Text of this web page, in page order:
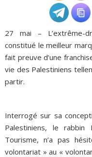
ADHÉSIONS, DONS,
27 mai – L’extrême-
constitué le meilleur
fait preuve d’une
vie des Palestiniens
partir.
Interrogé sur sa
Palestiniens, le rabbin
Tourisme, n’a pas
volontariat » au «